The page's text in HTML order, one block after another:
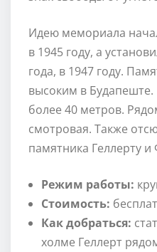
Идею мемориала
в 1945 году, а
года, в 1947 году.
высоким в Будапеште.
более 40 метров.
смотровая. Также
памятника Геллерту
Режим работы:
Стоимость:
Как добраться:
холме Геллерт